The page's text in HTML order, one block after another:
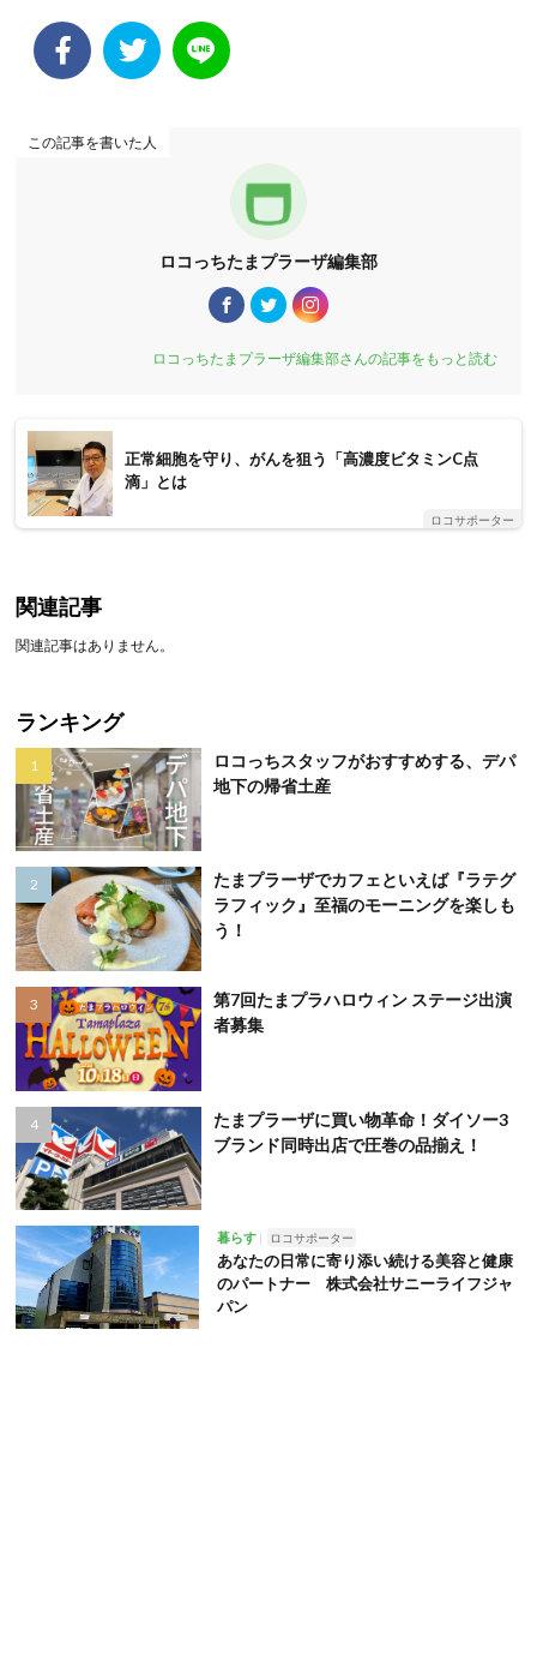
この記事を書いた人
ロコっちたまプラーザ編集部
ロコっちたまプラーザ編集部さんの記事をもっと読む
正常細胞を守り、がんを狙う「高濃度ビタミンC点
滴」とは
ロコサポーター
関連記事
関連記事はありません。
ランキング
ロコっちスタッフがおすすめする、デパ
地下の帰省土産
たまプラーザでカフェといえば『ラテグ
ラフィック』至福のモーニングを楽しも
う！
第7回たまプラハロウィン ステージ出演
者募集
たまプラーザに買い物革命！ダイソー3
ブランド同時出店で圧巻の品揃え！
暮らす ロコサポーター
あなたの日常に寄り添い続ける美容と健康
のパートナー 株式会社サニーライフジャ
パン